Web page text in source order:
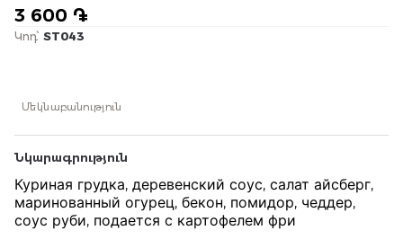
3 600 ֏
Կոդ՝ ST043
Մեկնաբանություն
Նկարագրություն
Куриная грудка, деревенский соус, салат айсберг,
маринованный огурец, бекон, помидор, чеддер,
соус руби, подается с картофелем фри